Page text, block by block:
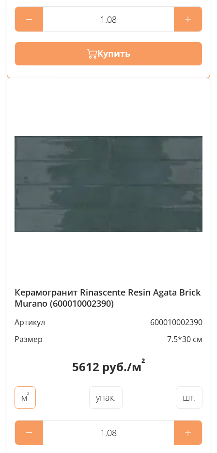
Купить
Керамогранит Rinascente Resin Agata Brick
Murano (600010002390)
Артикул
600010002390
Размер
7.5*30 см
5612 руб./м²
м² упак. шт.